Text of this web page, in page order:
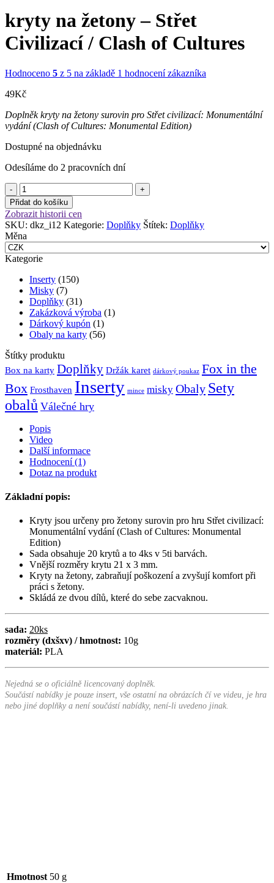
kryty na žetony – Střet
Civilizací / Clash of Cultures
Hodnoceno 5 z 5 na základě 1 hodnocení zákazníka
49Kč
Doplněk kryty na žetony surovin pro Střet civilizací: Monumentální
vydání (Clash of Cultures: Monumental Edition)
Dostupné na objednávku
Odesíláme do 2 pracovních dní
kryty
na
žetony
-
Střet
Civilizací
/
Clash
Cultures
množství
Přidat do košíku
Zobrazit historii cen
SKU: dkz_i12 Kategorie: Doplňky Štítek: Doplňky
Měna
Kategorie
Inserty (150)
Misky (7)
Doplňky (31)
Zakázková výroba (1)
Dárkový kupón (1)
Obaly na karty (56)
Štítky produktu
Box na karty Doplňky Držák karet dárkový poukaz Fox in the
Box Frosthaven Inserty mince misky Obaly Sety
obalů Válečné hry
Popis
Video
Další informace
Hodnocení (1)
Dotaz na produkt
Základní popis:
Kryty jsou určeny pro žetony surovin pro hru Střet civilizací:
Monumentální vydání (Clash of Cultures: Monumental
Edition)
Sada obsahuje 20 krytů a to 4ks v 5ti barvách.
Vnější rozměry krytu 21 x 3 mm.
Kryty na žetony, zabraňují poškození a zvyšují komfort při
práci s žetony.
Skládá ze dvou dílů, které do sebe zacvaknou.
sada: 20ks
rozměry (dxšxv) / hmotnost: 10g
materiál: PLA
Nejedná se o oficiálně licencovaný doplněk.
Součástí nabídky je pouze insert, vše ostatní na obrázcích čí ve videu, je hra
nebo jiné doplňky a není součástí nabídky, není-li uvedeno jinak.
Hmotnost 50 g